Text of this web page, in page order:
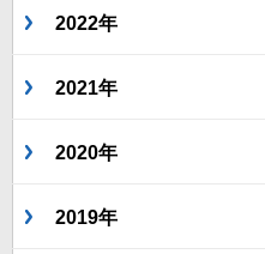
2022年
2021年
2020年
2019年